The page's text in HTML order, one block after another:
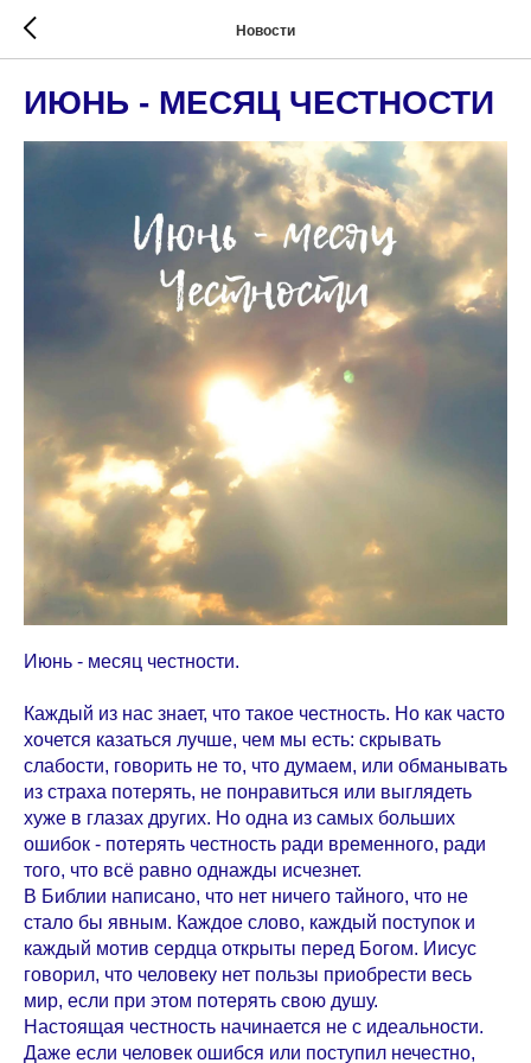
Новости
ИЮНЬ - МЕСЯЦ ЧЕСТНОСТИ
Июнь - месяц честности.
Каждый из нас знает, что такое честность. Но как часто
хочется казаться лучше, чем мы есть: скрывать
слабости, говорить не то, что думаем, или обманывать
из страха потерять, не понравиться или выглядеть
хуже в глазах других. Но одна из самых больших
ошибок - потерять честность ради временного, ради
того, что всё равно однажды исчезнет.
В Библии написано, что нет ничего тайного, что не
стало бы явным. Каждое слово, каждый поступок и
каждый мотив сердца открыты перед Богом. Иисус
говорил, что человеку нет пользы приобрести весь
мир, если при этом потерять свою душу.
Настоящая честность начинается не с идеальности.
Даже если человек ошибся или поступил нечестно,